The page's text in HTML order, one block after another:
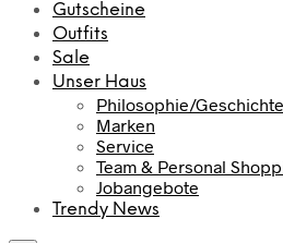
Gutscheine
Outfits
Sale
Unser Haus
Philosophie/Geschichte
Marken
Service
Team & Personal
Jobangebote
Trendy News